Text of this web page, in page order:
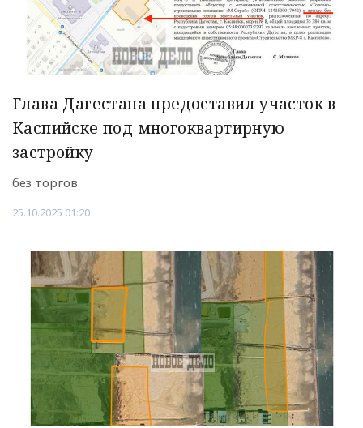
Глава Дагестана предоставил участок в
Каспийске под многоквартирную
застройку
без торгов
25.10.2025 01:20